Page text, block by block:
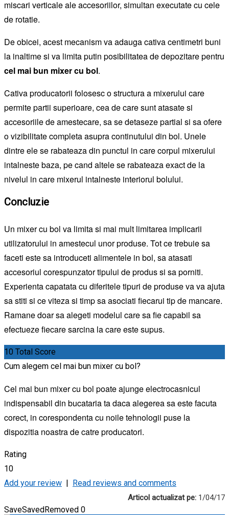
miscari verticale ale accesoriilor, simultan executate cu cele
de rotatie.
De obicei, acest mecanism va adauga cativa centimetri buni
la inaltime si va limita putin posibilitatea de depozitare pentru
cel mai bun mixer cu bol.
Cativa producatorii folosesc o structura a mixerului care
permite partii superioare, cea de care sunt atasate si
accesoriile de amestecare, sa se detaseze partial si sa ofere
o vizibilitate completa asupra continutului din bol. Unele
dintre ele se rabateaza din punctul in care corpul mixerului
intalneste baza, pe cand altele se rabateaza exact de la
nivelul in care mixerul intalneste interiorul bolului.
Concluzie
Un mixer cu bol va limita si mai mult limitarea implicarii
utilizatorului in amestecul unor produse. Tot ce trebuie sa
faceti este sa introduceti alimentele in bol, sa atasati
accesoriul corespunzator tipului de produs si sa porniti.
Experienta capatata cu diferitele tipuri de produse va va ajuta
sa stiti si ce viteza si timp sa asociati fiecarui tip de mancare.
Ramane doar sa alegeti modelul care sa fie capabil sa
efectueze fiecare sarcina la care este supus.
10 Total Score
Cum alegem cel mai bun mixer cu bol?
Cel mai bun mixer cu bol poate ajunge electrocasnicul
indispensabil din bucataria ta daca alegerea sa este facuta
corect, in corespondenta cu noile tehnologii puse la
dispozitia noastra de catre producatori.
Rating
10
Add your review | Read reviews and comments
Articol actualizat pe: 1/04/17
SaveSavedRemoved 0